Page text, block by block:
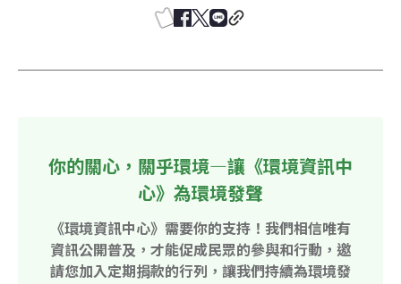
你的關心，關乎環境—讓《環境資訊中
心》為環境發聲
《環境資訊中心》需要你的支持！我們相信唯有
資訊公開普及，才能促成民眾的參與和行動，邀
請您加入定期捐款的行列，讓我們持續為環境發